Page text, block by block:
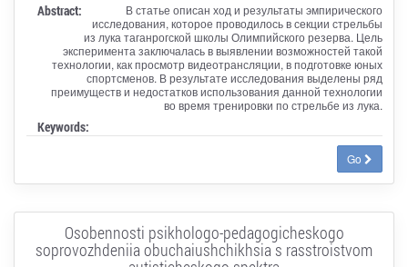
Abstract:
В статье описан ход и результаты эмпирического
исследования, которое проводилось в секции стрельбы
из лука таганрогской школы Олимпийского резерва. Цель
эксперимента заключалась в выявлении возможностей такой
технологии, как просмотр видеотрансляции, в подготовке юных
спортсменов. В результате исследования выделены ряд
преимуществ и недостатков использования данной технологии
во время тренировки по стрельбе из лука.
Keywords:
Go
Osobennosti psikhologo-pedagogicheskogo
soprovozhdeniia obuchaiushchikhsia s rasstroistvom